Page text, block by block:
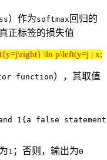
）作为softmax 回归的
正标签的损失值
\ln p\left(y=j |
function），其取值
1{a false
1 ；否则，输出为0